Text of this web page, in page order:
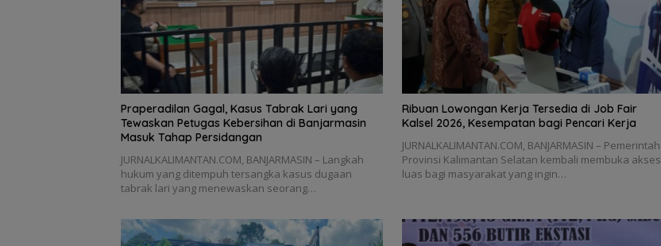
Praperadilan Gagal, Kasus Tabrak Lari yang
Tewaskan Petugas Kebersihan di Banjarmasin
Masuk Tahap Persidangan
JURNALKALIMANTAN.COM, BANJARMASIN – Langkah
hukum yang ditempuh tersangka kasus dugaan
tabrak lari yang menewaskan seorang…
Ribuan Lowongan Kerja Tersedia di Job Fair
Kalsel 2026, Kesempatan bagi Pencari Kerja
JURNALKALIMANTAN.COM, BANJARMASIN – Pemerintah
Provinsi Kalimantan Selatan kembali membuka akses
luas bagi masyarakat yang ingin…